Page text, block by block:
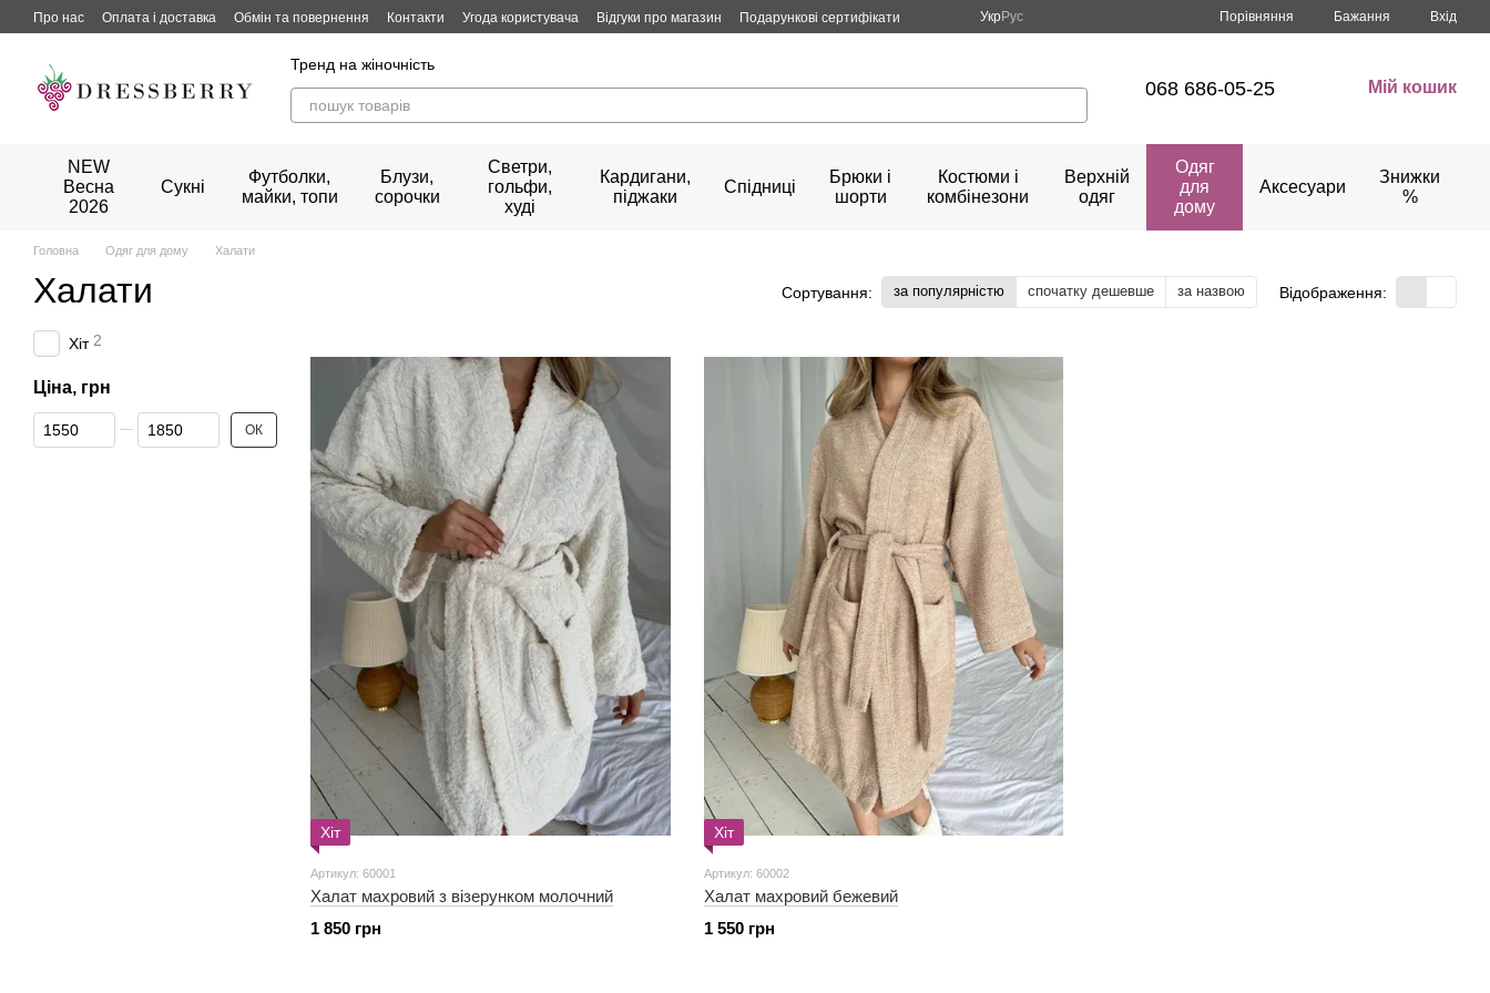
Перейти до основного контенту
Про нас Оплата і доставка Обмін та повернення Контакти Угода користувача Відгуки про магазин Подарункові сертифікати УкрРус Порівняння Бажання Вхід
Тренд на жіночність
068 686-05-25 Мій кошик
NEW
Весна
2026
Сукні
Футболки,
майки, топи
Блузи,
сорочки
Светри,
гольфи,
худі
Кардигани,
піджаки
Спідниці
Брюки і
шорти
Костюми і
комбінезони
Верхній
одяг
Одяг
для
дому
Аксесуари
Знижки
%
Головна Одяг для дому Халати
Халати Сортування: за популярністю спочатку дешевше за назвою Відображення:
Хіт
Артикул: 60001
Халат махровий з візерунком молочний
1 850 грн
Хіт
Артикул: 60002
Халат махровий бежевий
1 550 грн
Хіт 2
Ціна, грн
Від Ціна, грн
До Ціна, грн ОК